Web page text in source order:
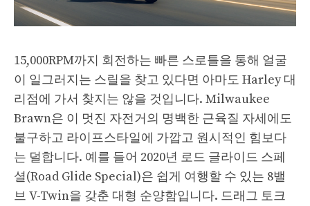
15,000RPM까지 회전하는 빠른 스로틀을 통해 얼굴
이 일그러지는 스릴을 찾고 있다면 아마도 Harley 대
리점에 가서 찾지는 않을 것입니다. Milwaukee
Brawn은 이 멋진 자전거의 명백한 근육질 자세에도
불구하고 라이프스타일에 가깝고 원시적인 힘보다
는 덜합니다. 예를 들어 2020년 로드 글라이드 스페
셜(Road Glide Special)은 쉽게 여행할 수 있는 8밸
브 V-Twin을 갖춘 대형 순양함입니다. 드래그 토크